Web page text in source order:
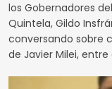
los Gobernadores
Quintela, Gildo
conversando sobre
de Javier Milei,